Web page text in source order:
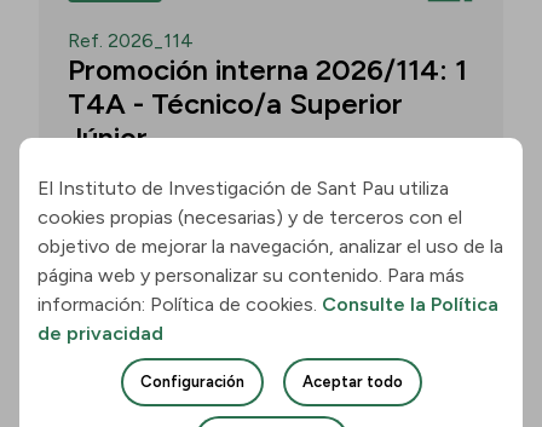
Ref. 2026_114
Promoción interna 2026/114: 1
T4A - Técnico/a Superior
Júnior
Convocatoria para un/a T4A - Técnico/a
Superior Júnior en el grupo
Neurobiología de las Demencias -
Multilingual Aphasia & Dementia
Research Lab. Plazo: 11 de agosto de
2026, 15:00 h.
Unirse
El Instituto de Investigación de Sant Pau utiliza
cookies propias (necesarias) y de terceros con el
objetivo de mejorar la navegación, analizar el uso de la
página web y personalizar su contenido. Para más
información: Política de cookies. Consulte la Política
de privacidad
Configuración Aceptar todo